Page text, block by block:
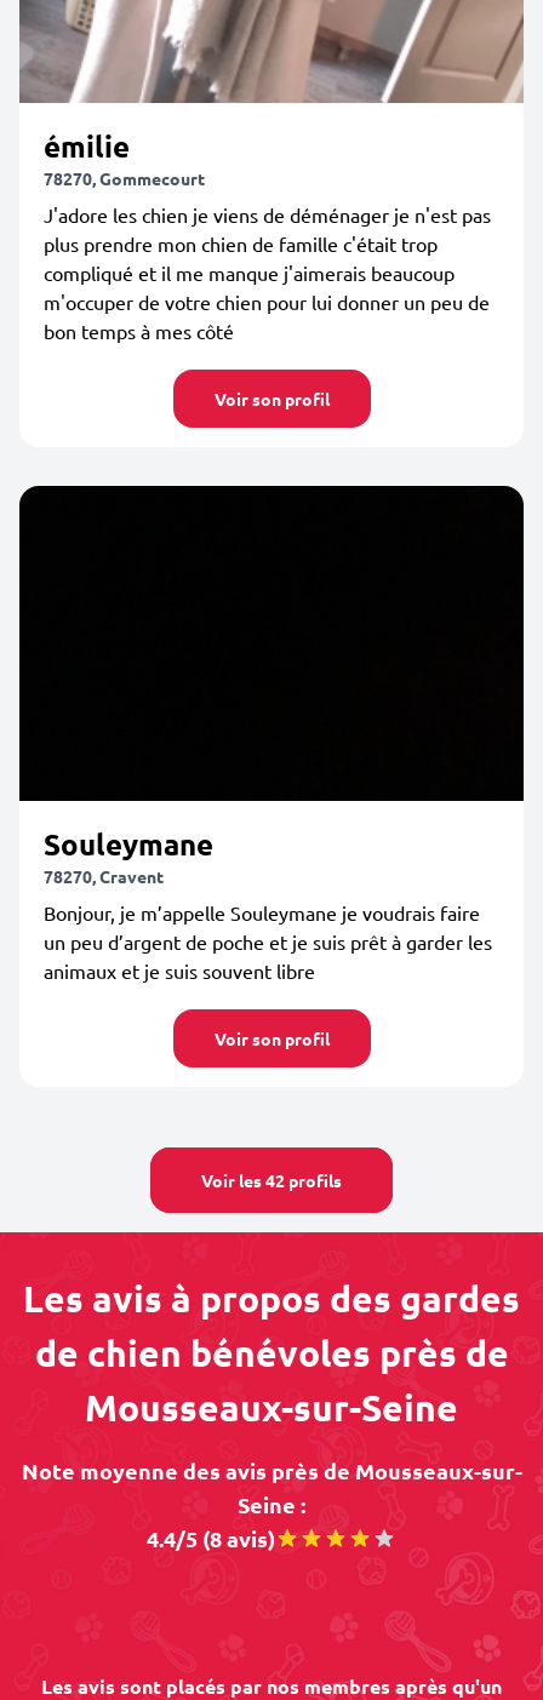
émilie
78270, Gommecourt
J'adore les chien je viens de déménager je n'est pas
plus prendre mon chien de famille c'était trop
compliqué et il me manque j'aimerais beaucoup
m'occuper de votre chien pour lui donner un peu de
bon temps à mes côté
Voir son profil
Souleymane
78270, Cravent
Bonjour, je m’appelle Souleymane je voudrais faire
un peu d’argent de poche et je suis prêt à garder les
animaux et je suis souvent libre
Voir son profil
Voir les 42 profils
Les avis à propos des gardes
de chien bénévoles près de
Mousseaux-sur-Seine
Note moyenne des avis près de Mousseaux-sur-
Seine :
4.4/5 (8 avis)
Les avis sont placés par nos membres après qu'un